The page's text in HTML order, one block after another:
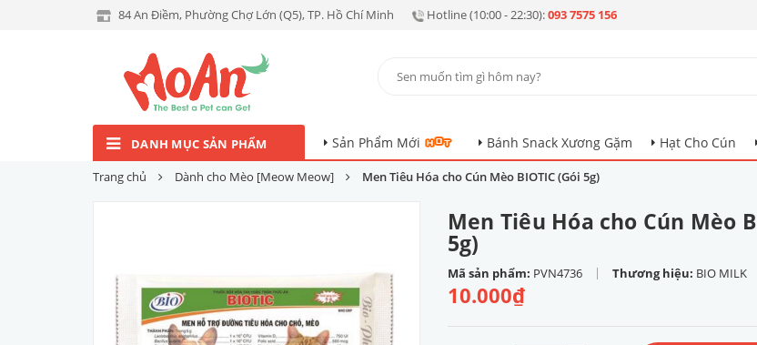
84 An Điềm, Phường Chợ Lớn (Q5), TP. Hồ Chí Minh Hotline (10:00 - 22:30):093 7575 156
DANH MỤC SẢN PHẨM Sản Phẩm Mới Bánh Snack Xương Gặm Hạt Cho Cún
Trang chủ Dành cho Mèo [Meow Meow] Men Tiêu Hóa cho Cún Mèo BIOTIC (Gói 5g)
Men Tiêu Hóa cho Cún Mèo
5g)
Mã sản phẩm: PVN4736 | Thương hiệu: BIO MILK
10.000₫